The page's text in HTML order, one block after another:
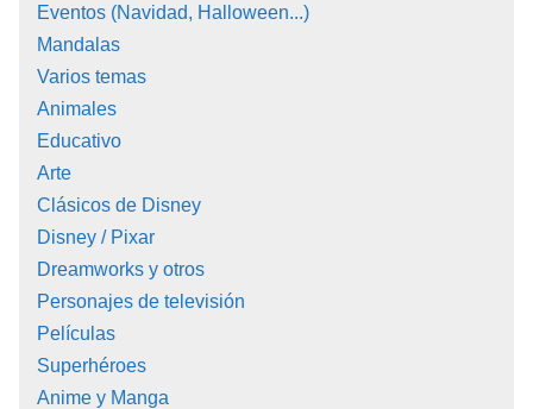
Eventos (Navidad, Halloween...)
Mandalas
Varios temas
Animales
Educativo
Arte
Clásicos de Disney
Disney / Pixar
Dreamworks y otros
Personajes de televisión
Películas
Superhéroes
Anime y Manga